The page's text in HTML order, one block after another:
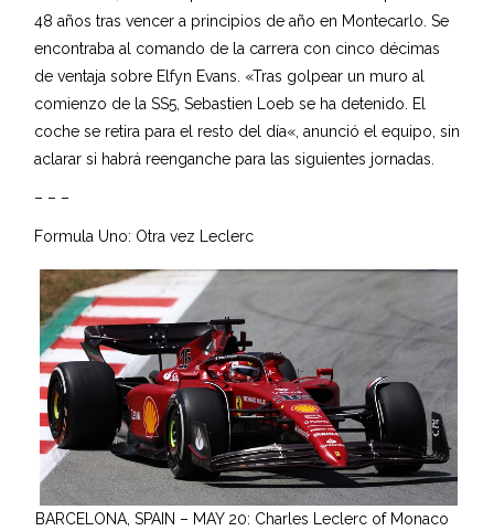
48 años tras vencer a principios de año en Montecarlo. Se
encontraba al comando de la carrera con cinco décimas
de ventaja sobre Elfyn Evans. «Tras golpear un muro al
comienzo de la SS5, Sebastien Loeb se ha detenido. El
coche se retira para el resto del día«, anunció el equipo, sin
aclarar si habrá reenganche para las siguientes jornadas.
– – –
Formula Uno: Otra vez Leclerc
BARCELONA, SPAIN – MAY 20: Charles Leclerc of Monaco